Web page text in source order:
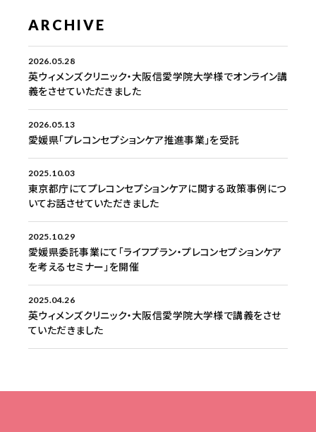
ARCHIVE
2026.05.28
英ウィメンズクリニック・大阪信愛学院大学様でオンライン講
義をさせていただきました
2026.05.13
愛媛県「プレコンセプションケア推進事業」を受託
2025.10.03
東京都庁にてプレコンセプションケアに関する政策事例につ
いてお話させていただきました
2025.10.29
愛媛県委託事業にて「ライフプラン・プレコンセプションケア
を考えるセミナー」を開催
2025.04.26
英ウィメンズクリニック・大阪信愛学院大学様で講義をさせ
ていただきました